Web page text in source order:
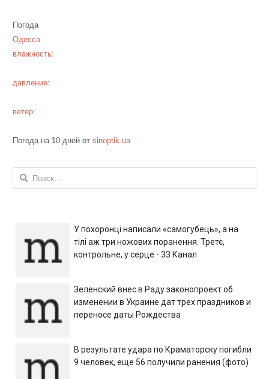
Погода
Одесса
влажность:
давление:
ветер:
Погода на 10 дней от sinoptik.ua
Найти:
У похоронці написали «самогубець», а на
тілі аж три ножових поранення. Третє,
контрольне, у серце - 33 Канал
Зеленский внес в Раду законопроект об
изменении в Украине дат трех праздников и
переносе даты Рождества
В результате удара по Краматорску погибли
9 человек, еще 56 получили ранения (фото)